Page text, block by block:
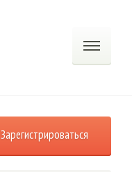
Зарегистрироваться